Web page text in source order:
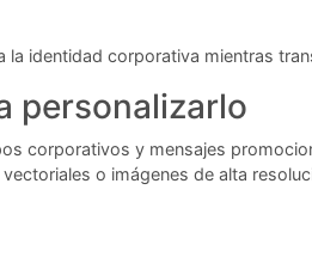
identidad corporativa mientras
personalizarlo
corporativos y mensajes
o imágenes de alta